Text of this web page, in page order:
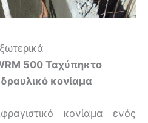
500 Ταχύπηκτο
κονίαμα
κονίαμα ενός